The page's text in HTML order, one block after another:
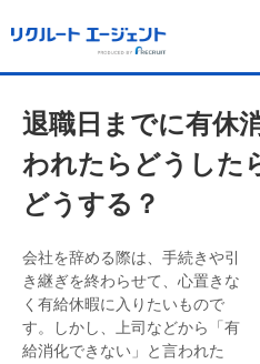
退職日までに有休
われたらどうした
どうする？
会社を辞める際は、手続きや引
き継ぎを終わらせて、心置きな
く有給休暇に入りたいもので
す。しかし、上司などから「有
給消化できない」と言われた